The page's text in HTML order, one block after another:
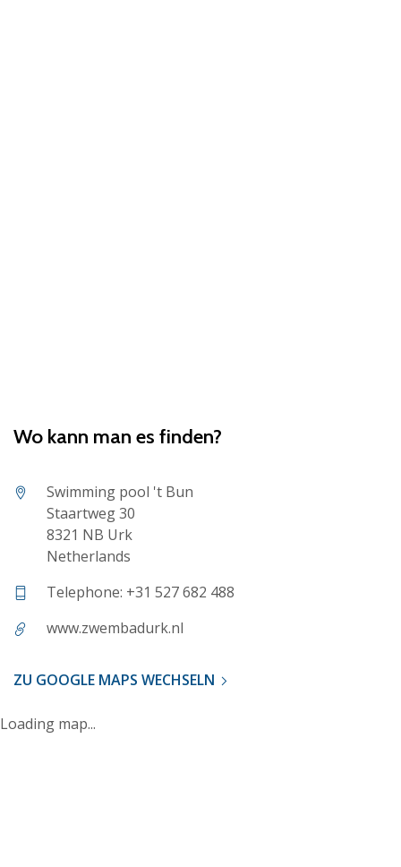
Wo kann man es finden?
Swimming pool 't Bun
Staartweg 30
8321 NB Urk
Netherlands
Telephone: +31 527 682 488
www.zwembadurk.nl
ZU GOOGLE MAPS WECHSELN
Loading map...